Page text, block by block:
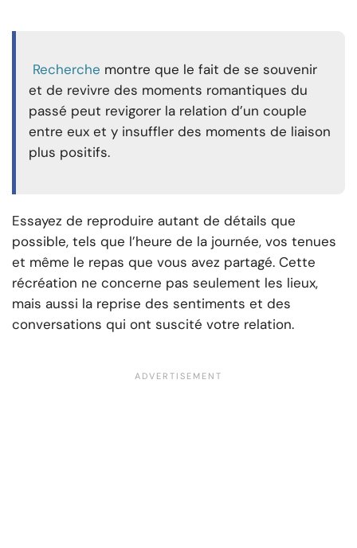
Recherche montre que le fait de se souvenir
et de revivre des moments romantiques du
passé peut revigorer la relation d’un couple
entre eux et y insuffler des moments de liaison
plus positifs.
Essayez de reproduire autant de détails que
possible, tels que l’heure de la journée, vos tenues
et même le repas que vous avez partagé. Cette
récréation ne concerne pas seulement les lieux,
mais aussi la reprise des sentiments et des
conversations qui ont suscité votre relation.